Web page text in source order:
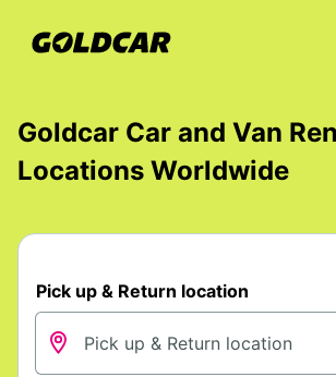
Goldcar Car and Van
Locations Worldwide
Pick up & Return location